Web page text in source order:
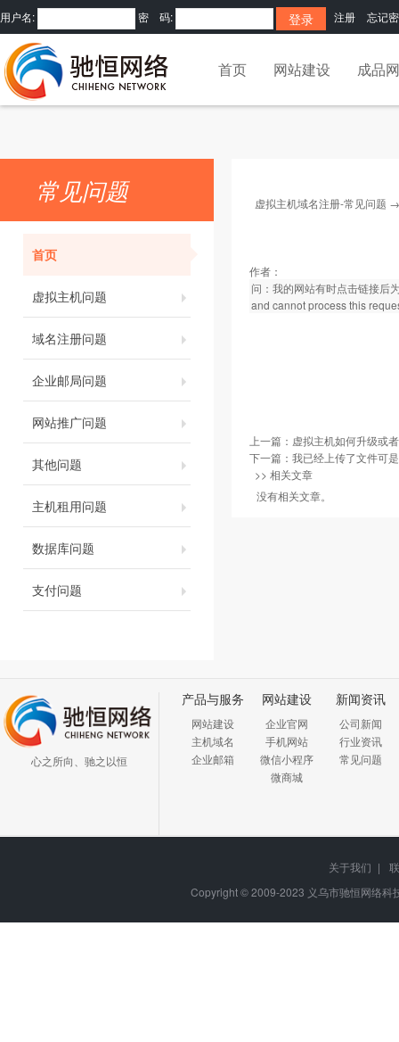
用户名: 密 码: 注册 忘记
首页 网站建设 成品
常见问题
首页
虚拟主机问题
域名注册问题
企业邮局问题
网站推广问题
其他问题
主机租用问题
数据库问题
支付问题
虚拟主机域名注册-常见问题
作者：
问：我的网站有时点击链接后
and cannot process this
上一篇： 虚拟主机如何升级或
下一篇： 我已经上传了文件可
>> 相关文章
没有相关文章。
心之所向、驰之以恒
产品与服务
网站建设
主机域名
企业邮箱
网站建设
企业官网
手机网站
微信小程序
微商城
新闻资讯
公司新闻
行业资讯
常见问题
关于我们 |
Copyright © 2009-2023 义乌市驰恒网络科